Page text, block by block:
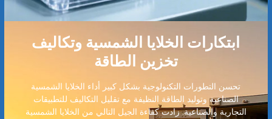
ابتكارات الخلايا الشمسية وتكاليف
تخزين الطاقة
تحسن التطورات التكنولوجية بشكل كبير أداء الخلايا الشمسية
الصناعية وتوليد الطاقة النظيفة مع تقليل التكاليف للتطبيقات
التجارية والصناعية. زادت كفاءة الجيل التالي من الخلايا الشمسية